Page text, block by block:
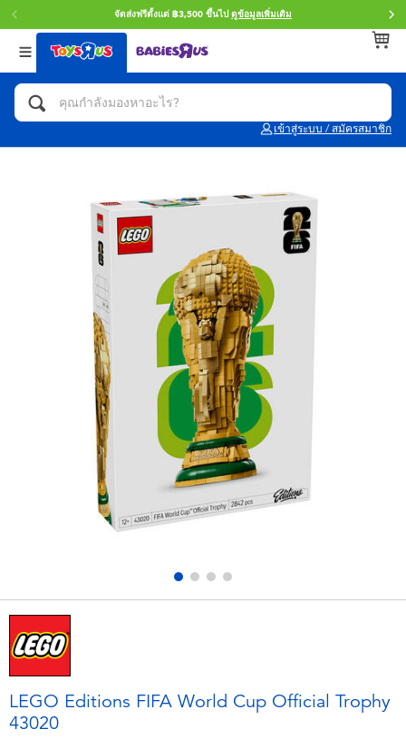
จัดส่งฟรีตั้งแต่ ฿3,500 ขึ้นไป ดูข้อมูลเพิ่มเติม
เข้าสู่ระบบ / สมัครสมาชิก
กลับ
หมวดหมู่
แอคชั่นฟิกเกอร์ และการสวมบทบาทเป็นฮีโร่
ตัวต่อและ LEGO
รถของเล่น, รถบรรทุกของเล่น, รถไฟของเล่น
และรีโมทบังคับ
กิจกรรมและงานคราฟท์
ตุ๊กตาและของสะสม
อุปกรณ์อิเล็คทรอนิกส์
เกมและพัซเซิล
ของเล่นเพื่อการเรียนรู้
กิจกรรมกลางแจ้งและกีฬา
ปาร์ตี้
อุปกรณ์แต่งตัวและการสวมบทบาท
กลับ
แบรนด์
Toy Story ทอย สตอรี่
Star Wars
LEGOเลโก้
Blokees บล็อคคีส์
Zuru ซูรู
X-Shot
playpop
Barbie บาร์บี้
Marvel มาร์เวล
Hot Wheels ฮ็อตวีลส์
กลับ
Age
0~2 ปี
5~7 ปี
8~11 ปี
12~14 ปี
14+ ปี
LEGO Editions FIFA World Cup Official Trophy
43020